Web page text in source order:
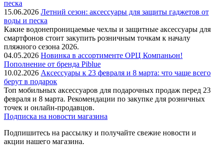
15.06.2026 Летний сезон: аксессуары для защиты гаджетов от
воды и песка
Какие водонепроницаемые чехлы и защитные аксессуары для
смартфонов стоит закупить розничным точкам к началу
пляжного сезона 2026.
04.05.2026 Новинка в ассортименте OРЦ Компаньон!
Пополнение от бренда Piblue
10.02.2026 Аксессуары к 23 февраля и 8 марта: что чаще всего
берут в подарок
Топ мобильных аксессуаров для подарочных продаж перед 23
февраля и 8 марта. Рекомендации по закупке для розничных
точек и онлайн-продавцов.
Подписка на новости магазина
Подпишитесь на рассылку и получайте свежие новости и
акции нашего магазина.